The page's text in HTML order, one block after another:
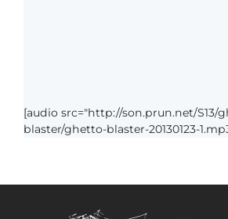
[audio src="http://son.prun.net/S13/
blaster/ghetto-blaster-20130123-